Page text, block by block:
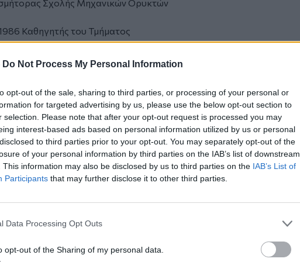
Do Not Process My Personal Information
opt-out of the sale, sharing to third parties, or processing of your personal or
for targeted advertising by us, please use the below opt-out section to
selection. Please note that after your opt-out request is processed you may
interest-based ads based on personal information utilized by us or personal
to third parties prior to your opt-out. You may separately opt-out of the
of your personal information by third parties on the IAB’s list of downstream
This information may also be disclosed by us to third parties on the IAB’s List of
Participants that may further disclose it to other third parties.
Data Processing Opt Outs
opt-out of the Sharing of my personal data.
Σχολής Μηχανικών Ορυκτών
Καθηγητής του Τμήματος
Κρήτης, στο οποίο διετέλεσε
διετέλεσε μέλος της Διοικούσας
περίοδο 1985-1988 και στη συνέχεια
και Αντιπρόεδρος
Κρήτης. Το 1997 ανακηρύχθηκε
Ορυκτών Πόρων του
Αριστοτελείου Πανεπιστημίου
Ειδίκευσης (M.Sc.) από το
και Διδακτορικό Δίπλωμα (Ph.D.)
(1966). Από το 1966 έως το 1985
και Ανοργάνου Γεωχημείας
και Πετρελαίου της Γεωλογικής
(Consultant) του ΟΗΕ σε θέματα
και Σύμβουλος του Ινστιτούτου
της Γεωλογικής Υπηρεσίας του